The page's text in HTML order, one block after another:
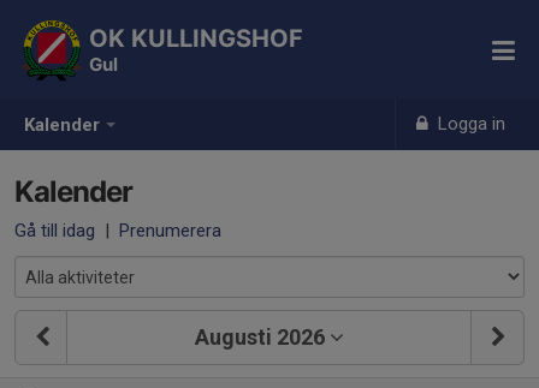
Kalender Logga in
OK KULLINGSHOF
Gul
Kalender
Gå till idag | Prenumerera
Augusti 2026